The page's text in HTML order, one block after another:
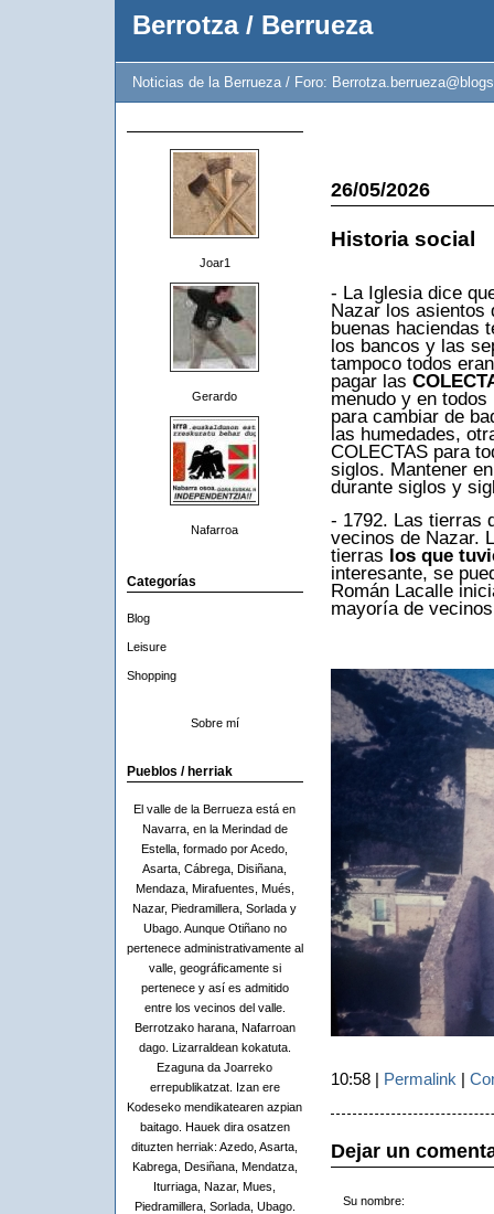
Berrotza / Berrueza
Noticias de la Berrueza / Foro:
Joar1
Gerardo
Nafarroa
Categorías
Blog
Leisure
Shopping
Sobre mí
Pueblos / herriak
El valle de la Berrueza está en
Navarra, en la Merindad de
Estella, formado por Acedo,
Asarta, Cábrega, Disiñana,
Mendaza, Mirafuentes, Mués,
Nazar, Piedramillera, Sorlada y
Ubago. Aunque Otiñano no
pertenece administrativamente al
valle, geográficamente si
pertenece y así es admitido
entre los vecinos del valle.
Berrotzako harana, Nafarroan
dago. Lizarraldean kokatuta.
Ezaguna da Joarreko
errepublikatzat. Izan ere
Kodeseko mendikatearen azpian
baitago. Hauek dira osatzen
dituzten herriak: Azedo, Asarta,
Kabrega, Desiñana, Mendatza,
Iturriaga, Nazar, Mues,
Piedramillera, Sorlada, Ubago.
26/05/2026
Historia social
- La Iglesia dice
Nazar los asientos
buenas haciendas
los bancos y las
tampoco todos
pagar las
menudo y en
para cambiar de
las humedades,
COLECTAS para
siglos. Mantener
durante siglos y
- 1792. Las tierras
vecinos de Nazar.
tierras los que
interesante, se
Román Lacalle
mayoría de
10:58 | Permalink |
Dejar un
Su nombre: